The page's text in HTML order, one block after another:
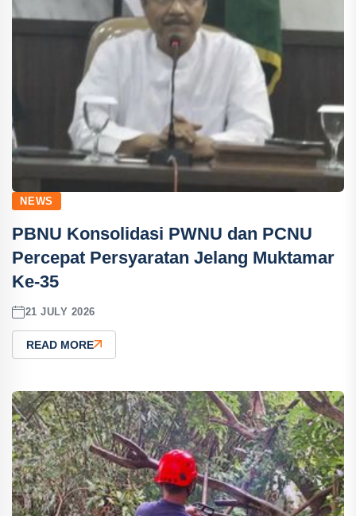
NEWS
PBNU Konsolidasi PWNU dan PCNU
Percepat Persyaratan Jelang Muktamar
Ke-35
21 JULY 2026
READ MORE